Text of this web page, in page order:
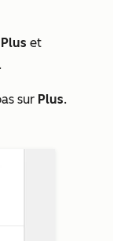
Plus et
.
sur Plus.